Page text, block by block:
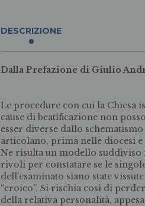
DESCRIZIONE
Dalla Prefazione di Giulio
Le procedure con cui la Chiesa
cause di beatificazione non
esser diverse dallo
articolano, prima nelle diocesi e
Ne risulta un modello suddiviso
rivoli per constatare se le
dell’esaminato siano state
“eroico”. Si rischia così di
della relativa personalità,